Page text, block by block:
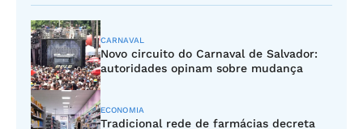
CARNAVAL
Novo circuito do Carnaval de Salvador:
autoridades opinam sobre mudança
ECONOMIA
Tradicional rede de farmácias decreta